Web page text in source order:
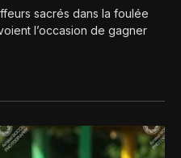
sacrés dans la foulée
l’occasion de gagner